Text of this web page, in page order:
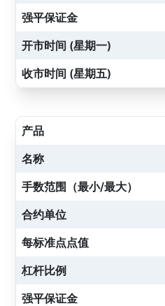
强平保证金
开市时间 (星期一)
收市时间 (星期五)
产品
名称
手数范围（最小/最大）
合约单位
每标准点点值
杠杆比例
强平保证金